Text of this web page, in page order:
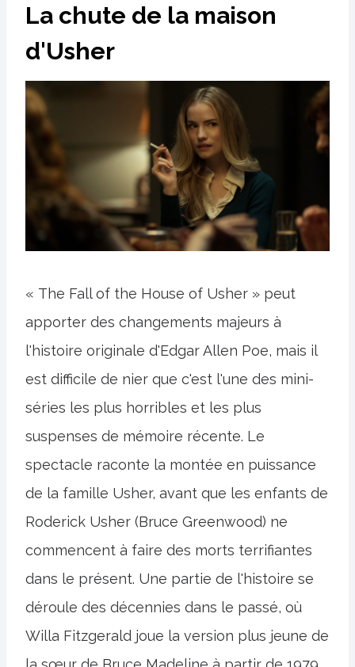
La chute de la maison
d'Usher
« The Fall of the House of Usher » peut
apporter des changements majeurs à
l'histoire originale d'Edgar Allen Poe, mais il
est difficile de nier que c'est l'une des mini-
séries les plus horribles et les plus
suspenses de mémoire récente. Le
spectacle raconte la montée en puissance
de la famille Usher, avant que les enfants de
Roderick Usher (Bruce Greenwood) ne
commencent à faire des morts terrifiantes
dans le présent. Une partie de l'histoire se
déroule des décennies dans le passé, où
Willa Fitzgerald joue la version plus jeune de